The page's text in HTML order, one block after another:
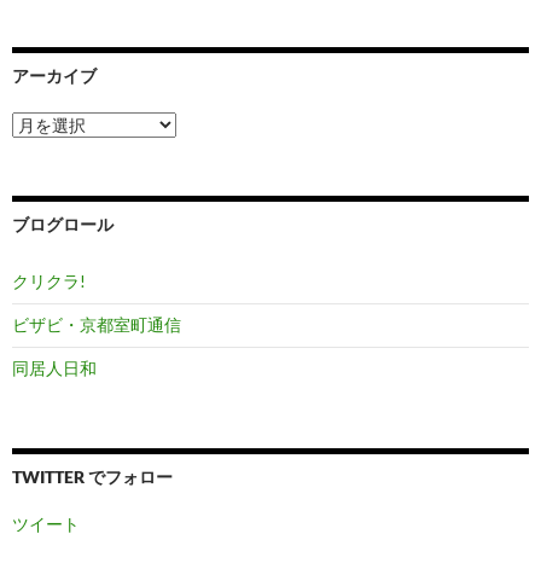
アーカイブ
ア
ー
ブ
ブログロール
クリクラ!
ビザビ・京都室町通信
同居人日和
TWITTER でフォロー
ツイート